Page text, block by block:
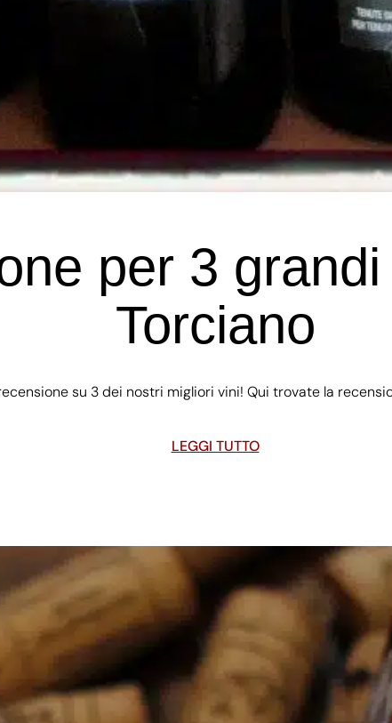
per 3
Torciano
su 3 dei nostri migliori vini! Qui trovate la
LEGGI TUTTO